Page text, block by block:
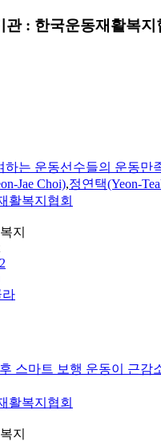
관 : 한국운동재활복지
하는 운동선수들의 운동만
Jae Choi),정연택(Yeon-
활복지협회
지
2
라
스마트 보행 운동이 근
활복지협회
지